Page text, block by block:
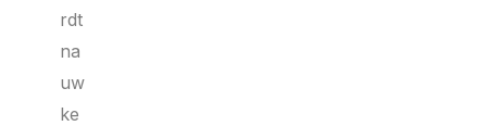
rdt
na
uw
ke